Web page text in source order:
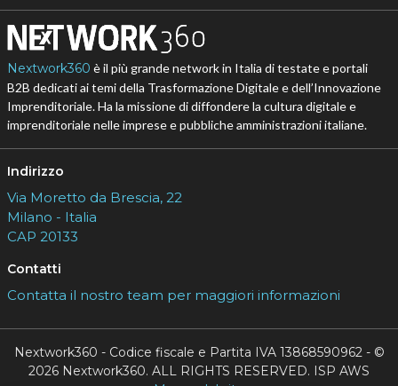
Nextwork360 è il più grande network in Italia di testate e portali
B2B dedicati ai temi della Trasformazione Digitale e dell’Innovazione
Imprenditoriale. Ha la missione di diffondere la cultura digitale e
imprenditoriale nelle imprese e pubbliche amministrazioni italiane.
Indirizzo
Via Moretto da Brescia, 22
Milano - Italia
CAP 20133
Contatti
Contatta il nostro team per maggiori informazioni
Nextwork360 - Codice fiscale e Partita IVA 13868590962 - ©
2026 Nextwork360. ALL RIGHTS RESERVED. ISP AWS